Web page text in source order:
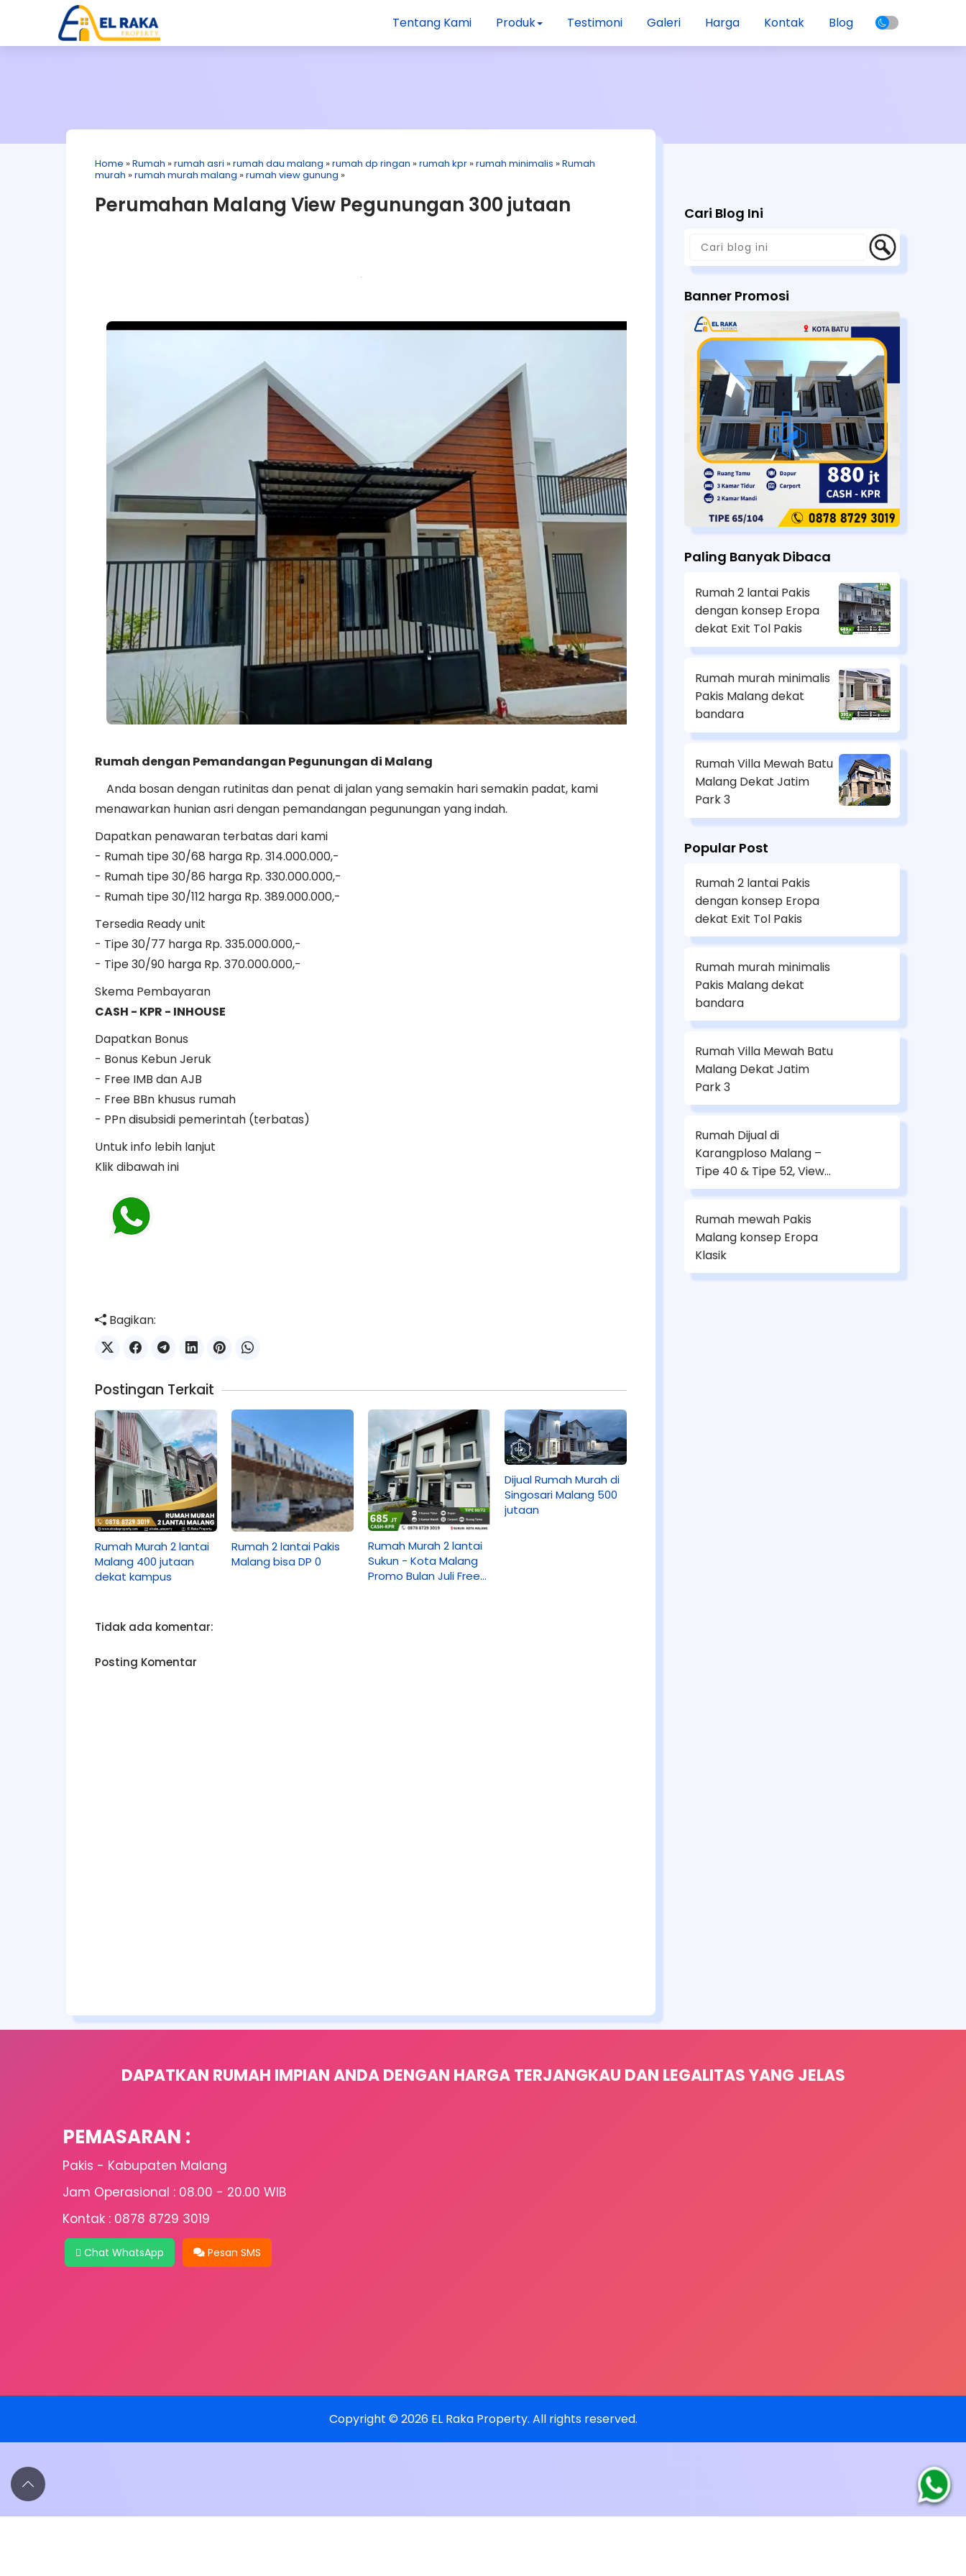
Tentang Kami Produk Testimoni Galeri Harga Kontak Blog
Home »Rumah »rumah asri »rumah dau malang »rumah dp ringan »rumah kpr »rumah minimalis »Rumah
murah »rumah murah malang »rumah view gunung »
Perumahan Malang View Pegunungan 300 jutaan
Rumah dengan Pemandangan Pegunungan di Malang
Anda bosan dengan rutinitas dan penat di jalan yang semakin hari semakin padat, kami
menawarkan hunian asri dengan pemandangan pegunungan yang indah.
Dapatkan penawaran terbatas dari kami
- Rumah tipe 30/68 harga Rp. 314.000.000,-
- Rumah tipe 30/86 harga Rp. 330.000.000,-
- Rumah tipe 30/112 harga Rp. 389.000.000,-
Tersedia Ready unit
- Tipe 30/77 harga Rp. 335.000.000,-
- Tipe 30/90 harga Rp. 370.000.000,-
Skema Pembayaran
CASH - KPR - INHOUSE
Dapatkan Bonus
- Bonus Kebun Jeruk
- Free IMB dan AJB
- Free BBn khusus rumah
- PPn disubsidi pemerintah (terbatas)
Untuk info lebih lanjut
Klik dibawah ini
Bagikan:
Postingan Terkait
Rumah Murah 2 lantai
Malang 400 jutaan
dekat kampus
Rumah 2 lantai Pakis
Malang bisa DP 0
Rumah Murah 2 lantai
Sukun - Kota Malang
Promo Bulan Juli Free
Dijual Rumah Murah di
Singosari Malang 500
jutaan
Tidak ada komentar:
Posting Komentar
Cari Blog Ini
Banner Promosi
Paling Banyak Dibaca
Rumah 2 lantai Pakis
dengan konsep Eropa
dekat Exit Tol Pakis
Rumah murah minimalis
Pakis Malang dekat
bandara
Rumah Villa Mewah Batu
Malang Dekat Jatim
Park 3
Popular Post
Rumah 2 lantai Pakis
dengan konsep Eropa
dekat Exit Tol Pakis
Rumah murah minimalis
Pakis Malang dekat
bandara
Rumah Villa Mewah Batu
Malang Dekat Jatim
Park 3
Rumah Dijual di
Karangploso Malang –
Tipe 40 & Tipe 52, View
Gunung Arjuno
Rumah mewah Pakis
Malang konsep Eropa
Klasik
DAPATKAN RUMAH IMPIAN ANDA DENGAN HARGA TERJANGKAU DAN LEGALITAS YANG JELAS
PEMASARAN :
Pakis - Kabupaten Malang
Jam Operasional : 08.00 - 20.00 WIB
Kontak : 0878 8729 3019
Chat WhatsApp Pesan SMS
Copyright © 2026 EL Raka Property. All rights reserved.